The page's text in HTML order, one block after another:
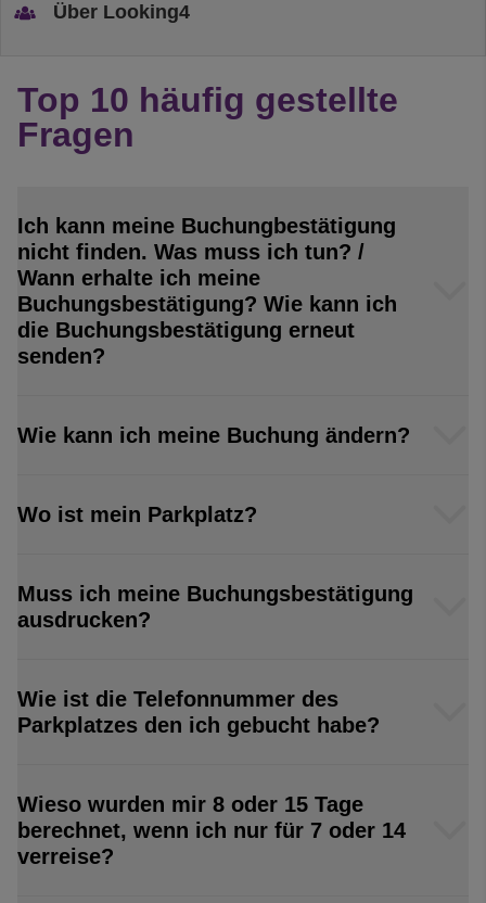
Über Looking4
Top 10 häufig gestellte
Fragen
Ich kann meine Buchungbestätigung
nicht finden. Was muss ich tun? /
Wann erhalte ich meine
Buchungsbestätigung? Wie kann ich
die Buchungsbestätigung erneut
senden?
Wie kann ich meine Buchung ändern?
Wo ist mein Parkplatz?
Muss ich meine Buchungsbestätigung
ausdrucken?
Wie ist die Telefonnummer des
Parkplatzes den ich gebucht habe?
Wieso wurden mir 8 oder 15 Tage
berechnet, wenn ich nur für 7 oder 14
verreise?